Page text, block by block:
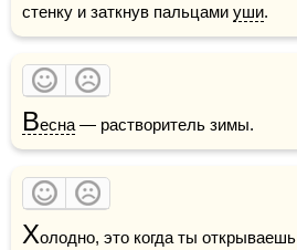
стенку и заткнув пальцами уши.
Весна — растворитель зимы.
Холодно, это когда ты открываешь